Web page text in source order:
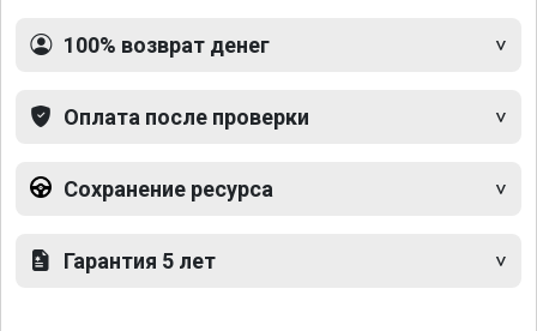
100% возврат денег
Оплата после проверки
Сохранение ресурса
Гарантия 5 лет